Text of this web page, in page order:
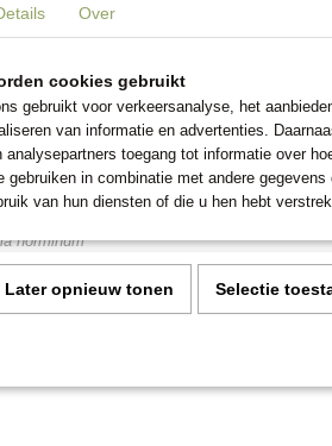
kleur houdt aan van de zomer tot de
horminum) wordt ook graag bezocht door
paarsblauwe bloemen staan
of droogbloem. Staat graag op een
doorlatende grond.
in de volle grond in april/mei of voorzaaien
Bloeiperiode juli tot september.
horminum
zakje bevat 1 gram zaad, dat is ongeveer
Over
cookies gebruikt
gebruikt voor verkeersanalyse, het
van informatie en advertenties.
analysepartners toegang tot informatie over
gebruiken in combinatie met andere
van hun diensten of die u hen hebt
Later opnieuw tonen Selectie